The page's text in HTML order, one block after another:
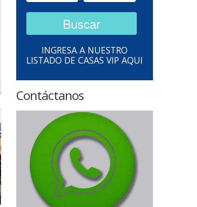
INGRESA A NUESTRO
LISTADO DE CASAS VIP AQUI
Contáctanos